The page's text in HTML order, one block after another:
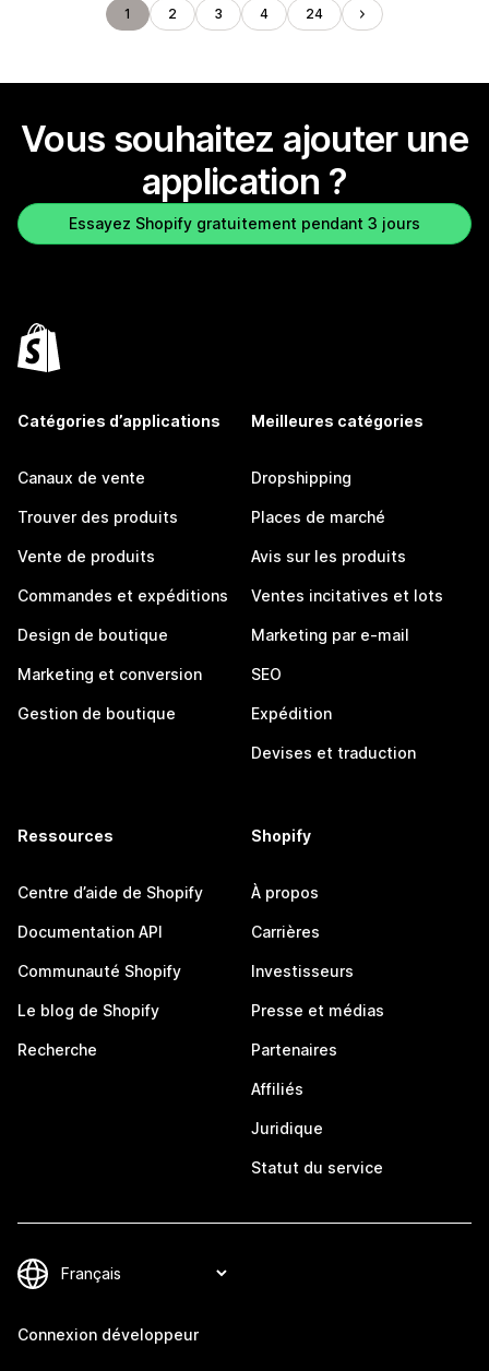
1 2 3 4 24
Vous souhaitez ajouter une
application ?
Essayez Shopify gratuitement pendant 3 jours
Catégories d’applications
Canaux de vente
Trouver des produits
Vente de produits
Commandes et expéditions
Design de boutique
Marketing et conversion
Gestion de boutique
Meilleures catégories
Dropshipping
Places de marché
Avis sur les produits
Ventes incitatives et lots
Marketing par e-mail
SEO
Expédition
Devises et traduction
Ressources
Centre d’aide de Shopify
Documentation API
Communauté Shopify
Le blog de Shopify
Recherche
Shopify
À propos
Carrières
Investisseurs
Presse et médias
Partenaires
Affiliés
Juridique
Statut du service
Connexion développeur